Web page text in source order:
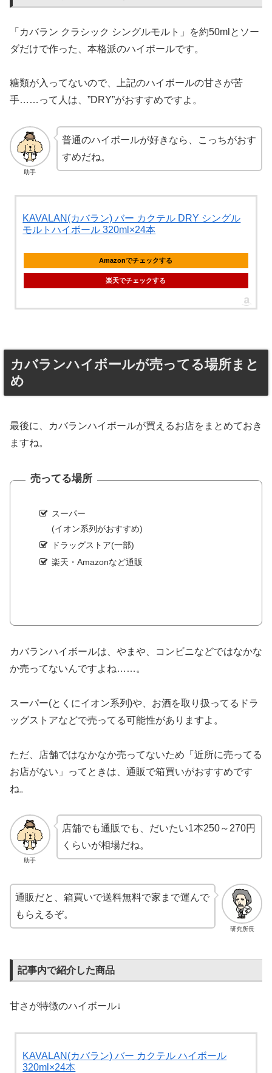
「カバラン クラシック シングルモルト」を約50mlとソー
ダだけで作った、本格派のハイボールです。
糖類が入ってないので、上記のハイボールの甘さが苦
手……って人は、”DRY”がおすすめですよ。
助手
普通のハイボールが好きなら、こっちがおす
すめだね。
KAVALAN(カバラン) バー カクテル DRY シングル
モルトハイボール 320ml×24本
Amazonでチェックする
楽天でチェックする
カバランハイボールが売ってる場所まと
め
最後に、カバランハイボールが買えるお店をまとめておき
ますね。
売ってる場所
スーパー
(イオン系列がおすすめ)
ドラッグストア(一部)
楽天・Amazonなど通販
カバランハイボールは、やまや、コンビニなどではなかな
か売ってないんですよね……。
スーパー(とくにイオン系列)や、お酒を取り扱ってるドラ
ッグストアなどで売ってる可能性がありますよ。
ただ、店舗ではなかなか売ってないため「近所に売ってる
お店がない」ってときは、通販で箱買いがおすすめです
ね。
助手
店舗でも通販でも、だいたい1本250～270円
くらいが相場だね。
研究所長
通販だと、箱買いで送料無料で家まで運んで
もらえるぞ。
記事内で紹介した商品
甘さが特徴のハイボール↓
KAVALAN(カバラン) バー カクテル ハイボール
320ml×24本